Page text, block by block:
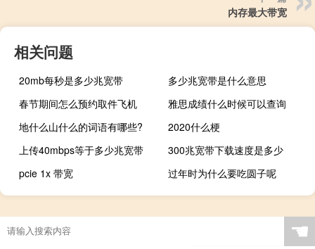
内存最大带宽
相关问题
20mb每秒是多少兆宽带
多少兆宽带是什么意思
春节期间怎么预约取件飞机
雅思成绩什么时候可以查询
地什么山什么的词语有哪些?
2020什么梗
上传40mbps等于多少兆宽带
300兆宽带下载速度是多少
pcie 1x 带宽
过年时为什么要吃圆子呢
☚